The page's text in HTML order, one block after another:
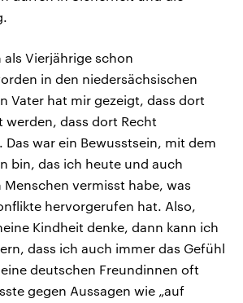
als Vierjährige schon
in den niedersächsischen
Vater hat mir gezeigt, dass dort
werden, dass dort Recht
war ein Bewusstsein, mit dem
bin, das ich heute und auch
Menschen vermisst habe, was
hervorgerufen hat. Also,
Kindheit denke, dann kann ich
dass ich auch immer das Gefühl
deutschen Freundinnen oft
gegen Aussagen wie „auf